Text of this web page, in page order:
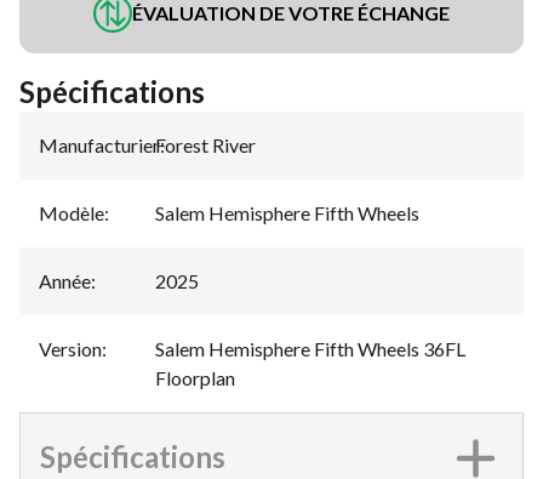
ÉVALUATION DE VOTRE ÉCHANGE
Spécifications
Manufacturier:
Forest River
Modèle: Salem Hemisphere Fifth Wheels
Année: 2025
Version:
Salem Hemisphere Fifth Wheels 36FL
Floorplan
Spécifications